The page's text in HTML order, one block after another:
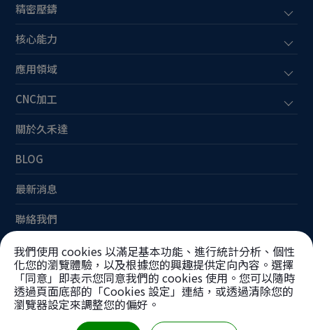
精密壓鑄
核心能力
應用領域
CNC加工
關於久禾達
BLOG
最新消息
聯絡我們
網站地圖
Copyright ©
我們使用 cookies 以滿足基本功能、進行統計分析、個性
化您的瀏覽體驗，以及根據您的興趣提供定向內容。選擇
「同意」即表示您同意我們的 cookies 使用。您可以隨時
透過頁面底部的「Cookies 設定」連結，或透過清除您的
瀏覽器設定來調整您的偏好。